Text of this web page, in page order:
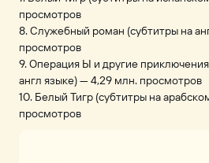
просмотров
8. Служебный роман (субтитры на
просмотров
9. Операция Ы и другие
англ языке) — 4,29 млн. просмотров
10. Белый Тигр (субтитры на
просмотров